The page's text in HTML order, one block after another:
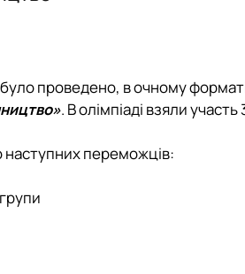
в рослинництві"
кормові культури"
проведено, в очному форматі,
. В олімпіаді взяли
наступних переможців: